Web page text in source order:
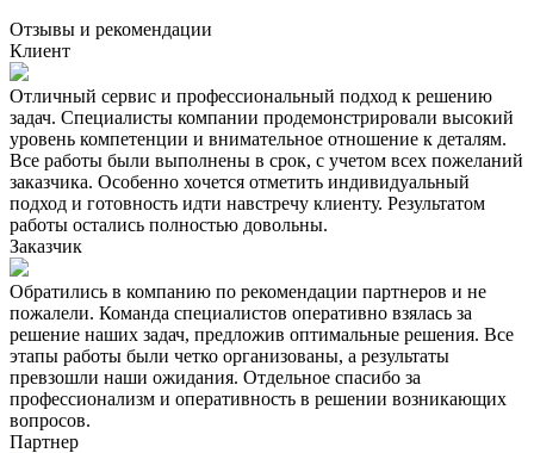
Отзывы и рекомендации
Клиент
Отличный сервис и профессиональный подход к решению
задач. Специалисты компании продемонстрировали высокий
уровень компетенции и внимательное отношение к деталям.
Все работы были выполнены в срок, с учетом всех пожеланий
заказчика. Особенно хочется отметить индивидуальный
подход и готовность идти навстречу клиенту. Результатом
работы остались полностью довольны.
Заказчик
Обратились в компанию по рекомендации партнеров и не
пожалели. Команда специалистов оперативно взялась за
решение наших задач, предложив оптимальные решения. Все
этапы работы были четко организованы, а результаты
превзошли наши ожидания. Отдельное спасибо за
профессионализм и оперативность в решении возникающих
вопросов.
Партнер